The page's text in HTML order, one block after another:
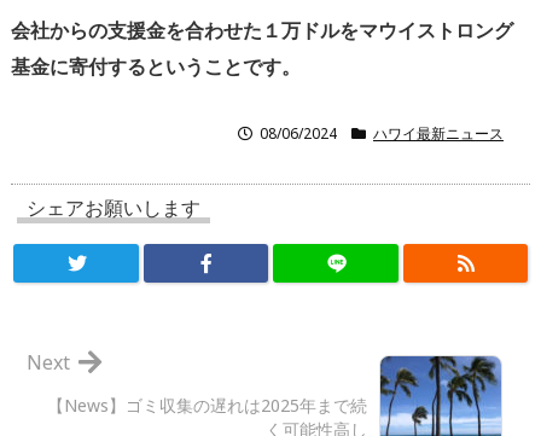
会社からの支援金を合わせた１万ドルをマウイストロング
基金に寄付するということです。
08/06/2024 ハワイ最新ニュース
シェアお願いします
【News】ゴミ収集の遅れは2025年まで続
く可能性高し
Next